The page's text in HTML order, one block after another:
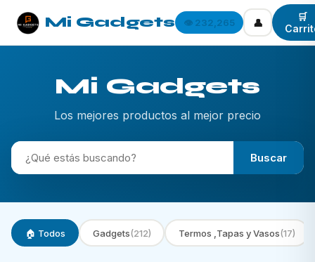
Mi Gadgets 👁️ 232,265 👤
🛒
Mi Gadgets
Los mejores productos al mejor precio
Buscar
🏠 Todos Gadgets(212) Termos ,Tapas y Vasos(17)